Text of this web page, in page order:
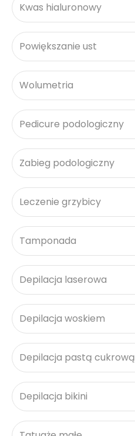
Kwas hialuronowy
Powiększanie ust
Wolumetria
Pedicure podologiczny
Zabieg podologiczny
Leczenie grzybicy
Tamponada
Depilacja laserowa
Depilacja woskiem
Depilacja pastą cukrową
Depilacja bikini